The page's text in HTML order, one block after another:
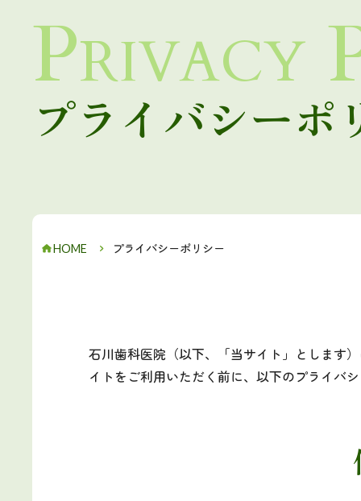
Privacy
プライバシーポ
HOME プライバシーポリシー
石川歯科医院（以下、「当サイト」とします
イトをご利用いただく前に、以下のプライバ